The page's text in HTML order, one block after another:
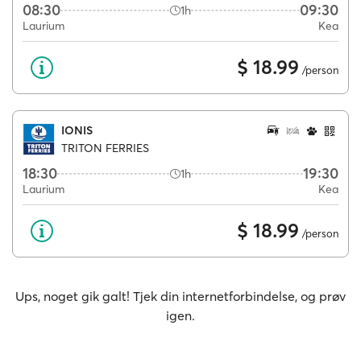
08:30 1h 09:30
Laurium Kea
$ 18.99 /person
IONIS
TRITON FERRIES
18:30 1h 19:30
Laurium Kea
$ 18.99 /person
Ups, noget gik galt! Tjek din internetforbindelse, og prøv
igen.